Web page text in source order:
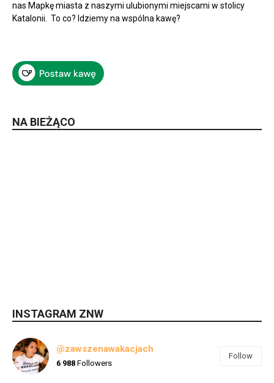
nas Mapkę miasta z naszymi ulubionymi miejscami w stolicy
Katalonii. To co? Idziemy na wspólna kawę?
NA BIEŻĄCO
INSTAGRAM ZNW
@zawszenawakacjach
6 988 Followers
Follow